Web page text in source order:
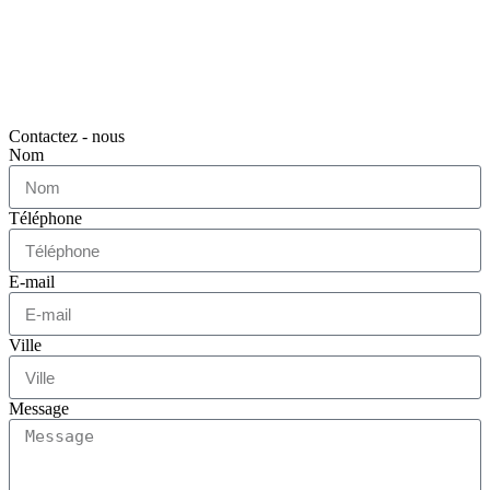
Contactez - nous
Nom
Téléphone
E-mail
Ville
Message